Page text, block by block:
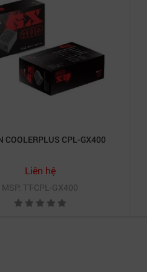
dùng cá nhân hay kỹ
hiện nay, giúp quá
thải nhiệt và bảo vệ môi
trở xuống, đảm bảo ổn
Coolerplus chính hãng.
văn phòng, học tập hoặc
COOLERPLUS CPL-GX400
Liên hệ
MSP: TT-CPL-GX400